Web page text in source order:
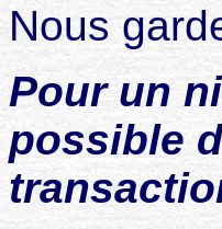
Nous
Pour un
possible